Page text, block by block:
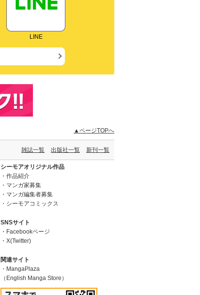
LINE
▲ページTOPへ
雑誌一覧 出版社一覧 新刊一覧
シーモアオリジナル作品
作品紹介
マンガ家募集
マンガ編集者募集
シーモアコミックス
SNSサイト
Facebookページ
X(Twitter)
関連サイト
MangaPlaza
（English Manga Store）